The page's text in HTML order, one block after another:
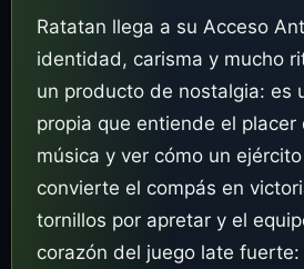
Ratatan llega a su Acceso
identidad, carisma y mucho
un producto de nostalgia: es
propia que entiende el placer
música y ver cómo un
convierte el compás en
tornillos por apretar y el
corazón del juego late